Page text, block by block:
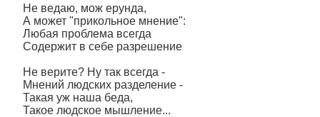
Не ведаю, мож ерунда,
А может "прикольное мнение":
Любая проблема всегда
Содержит в себе разрешение
Не верите? Ну так всегда -
Мнений людских разделение -
Такая уж наша беда,
Такое людское мышление...